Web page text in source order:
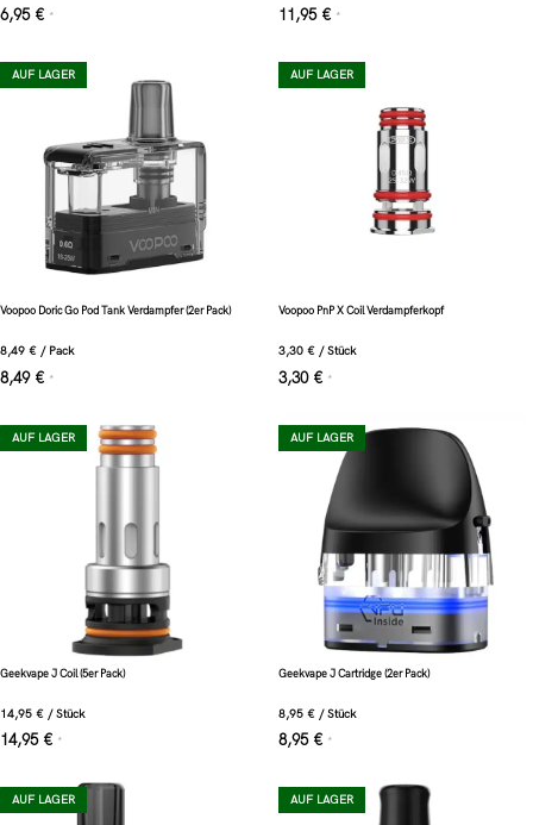
6,95 € * 11,95 € *
AUF LAGER
Voopoo Doric Go Pod Tank Verdampfer (2er Pack)
8,49 € / Pack
8,49 € *
AUF LAGER
Voopoo PnP X Coil Verdampferkopf
3,30 € /Stück
3,30 € *
AUF LAGER
Geekvape J Coil (5er Pack)
14,95 € /Stück
14,95 € *
AUF LAGER
Geekvape J Cartridge (2er Pack)
8,95 € /Stück
8,95 € *
AUF LAGER AUF LAGER